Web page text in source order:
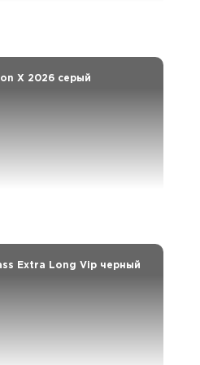
X 2026 серый
Extra Long Vip черный